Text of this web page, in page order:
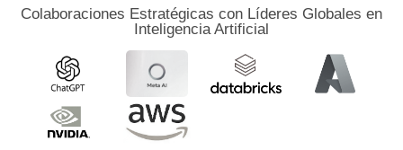
Colaboraciones Estratégicas con Líderes Globales en
Inteligencia Artificial